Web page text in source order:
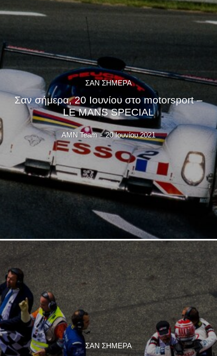
ΣΑΝ ΣΗΜΕΡΑ
Σαν σήμερα, 20 Ιουνίου στο motorsport –
LE MANS SPECIAL
AMN Team - 20 Ιουνίου 2021
ΣΑΝ ΣΗΜΕΡΑ